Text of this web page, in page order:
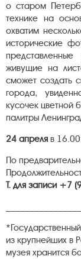
о старом
технике на
охватим
исторические
живущие на
сможет создать
города,
кусочек цветной
палитры
24 апреля в
По
Т. для записи +7
из крупнейших в
музея хранится